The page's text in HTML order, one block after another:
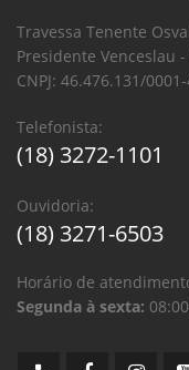
Travessa Tenente
Presidente Venceslau -
CNPJ: 46.476.131/
Telefonista:
(18) 3272-1101
Ouvidoria:
(18) 3271-6503
Horário de
Segunda à sexta: